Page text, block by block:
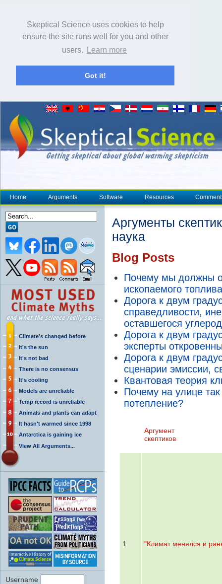
Skeptical Science uses cookies to help
ensure the site runs well for you and other
users.
Learn more
Got it!
Home Arguments Software Resources
Climate's changed before
It's the sun
It's not bad
There is no consensus
It's cooling
Models are unreliable
Temp record is unreliable
Animals and plants can adapt
It hasn't warmed since 1998
Antarctica is gaining ice
View All Arguments...
Username
Аргументы
наука
Blog Posts
Почему мы должны
ископаемого топлива
Дорога к двум
справедливости,
оставшегося
Дорога к двум
эксперты
Дорога к двум
сценарии эмиссии,
Квантовая теория
Почему на улице
потепление?
Аргумент
скептиков
1 "Климат менялся и